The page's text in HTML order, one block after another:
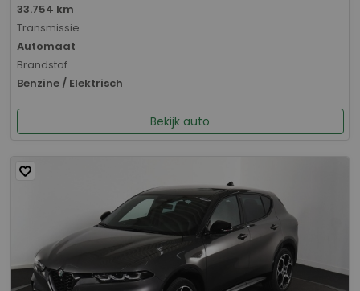
33.754 km
Transmissie
Automaat
Brandstof
Benzine / Elektrisch
Bekijk auto